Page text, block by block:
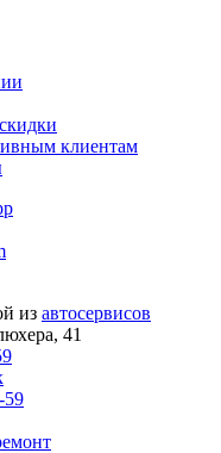
клиентам
из автосервисов
41
59